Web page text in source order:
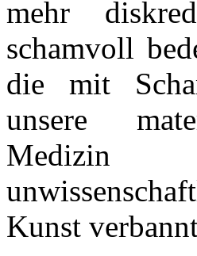
mehr
schamvoll
die mit
unsere
Kunst